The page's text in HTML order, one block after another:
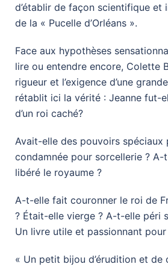
d’établir de façon scientifique et
de la « Pucelle d’Orléans ».
Face aux hypothèses
lire ou entendre encore, Colette
rigueur et l’exigence d’une
rétablit ici la vérité : Jeanne fut-
d’un roi caché?
Avait-elle des pouvoirs spéciaux
condamnée pour sorcellerie ? A-
libéré le royaume ?
A-t-elle fait couronner le roi de
? Était-elle vierge ? A-t-elle péri
Un livre utile et passionnant
« Un petit bijou d’érudition et de